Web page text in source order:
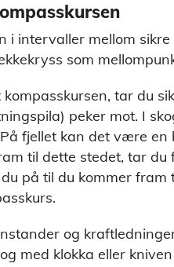
i intervaller mellom
som
tar du
peker mot. I
fjellet kan det være en
til dette stedet, tar
på til du kommer
og
med klokka eller